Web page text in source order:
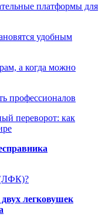
платформы для
удобным
а когда можно
профессионалов
переворот: как
(ЛФК)?
легковушек